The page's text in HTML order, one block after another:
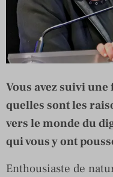
Vous avez suivi
quelles sont les
vers le monde du
qui vous y ont
Enthousiaste de